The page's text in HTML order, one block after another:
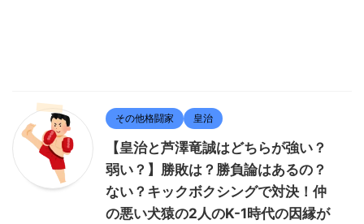
その他格闘家 皇治
【皇治と芦澤竜誠はどちらが強い？
弱い？】勝敗は？勝負論はあるの？
ない？キックボクシングで対決！仲
の悪い犬猿の2人のK-1時代の因縁が